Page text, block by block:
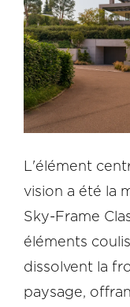
L'élément
vision a été la
Sky-Frame
éléments
dissolvent la
paysage,